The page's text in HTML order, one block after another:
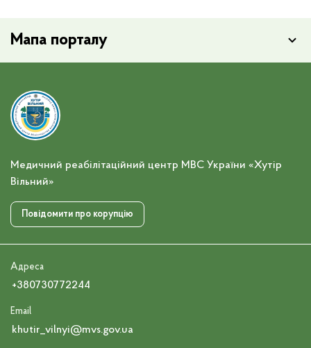
Мапа порталу
Медичний реабілітаційний центр МВС України «Хутір
Вільний»
Повідомити про корупцію
Адреса
+380730772244
Email
khutir_vilnyi@mvs.gov.ua